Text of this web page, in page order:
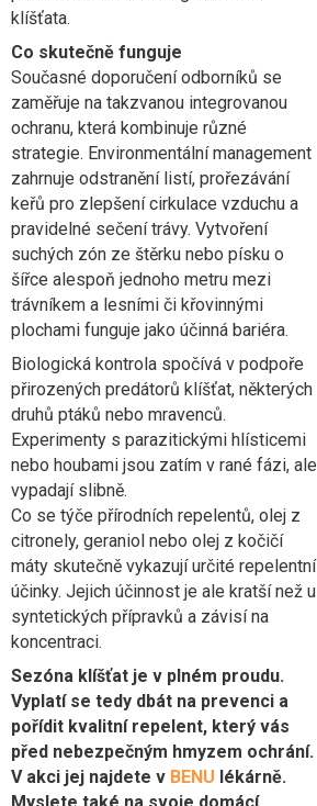
klíšťata.
Co skutečně funguje
Současné doporučení odborníků se
zaměřuje na takzvanou integrovanou
ochranu, která kombinuje různé
strategie. Environmentální management
zahrnuje odstranění listí, prořezávání
keřů pro zlepšení cirkulace vzduchu a
pravidelné sečení trávy. Vytvoření
suchých zón ze štěrku nebo písku o
šířce alespoň jednoho metru mezi
trávníkem a lesními či křovinnými
plochami funguje jako účinná bariéra.
Biologická kontrola spočívá v podpoře
přirozených predátorů klíšťat, některých
druhů ptáků nebo mravenců.
Experimenty s parazitickými hlísticemi
nebo houbami jsou zatím v rané fázi, ale
vypadají slibně.
Co se týče přírodních repelentů, olej z
citronely, geraniol nebo olej z kočičí
máty skutečně vykazují určité repelentní
účinky. Jejich účinnost je ale kratší než u
syntetických přípravků a závisí na
koncentraci.
Sezóna klíšťat je v plném proudu.
Vyplatí se tedy dbát na prevenci a
pořídit kvalitní repelent, který vás
před nebezpečným hmyzem ochrání.
V akci jej najdete v BENU lékárně.